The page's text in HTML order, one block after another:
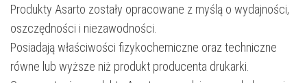
Produkty Asarto zostały opracowane z myślą o wydajności,
oszczędności i niezawodności.
Posiadają właściwości fizykochemiczne oraz techniczne
równe lub wyższe niż produkt producenta drukarki.